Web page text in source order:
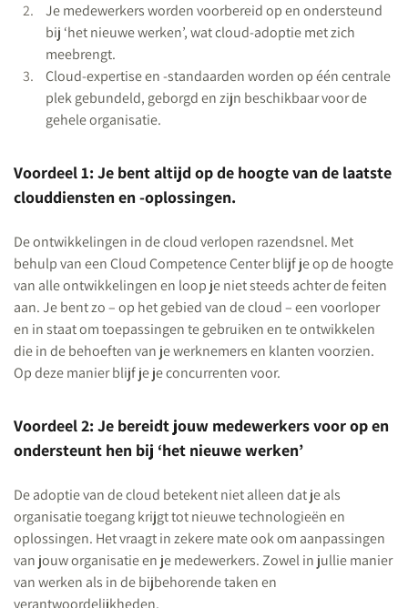
Je medewerkers worden voorbereid op en ondersteund
bij ‘het nieuwe werken’, wat cloud-adoptie met zich
meebrengt.
Cloud-expertise en -standaarden worden op één centrale
plek gebundeld, geborgd en zijn beschikbaar voor de
gehele organisatie.
Voordeel 1: Je bent altijd op de hoogte van de laatste
clouddiensten en -oplossingen.
De ontwikkelingen in de cloud verlopen razendsnel. Met
behulp van een Cloud Competence Center blijf je op de hoogte
van alle ontwikkelingen en loop je niet steeds achter de feiten
aan. Je bent zo – op het gebied van de cloud – een voorloper
en in staat om toepassingen te gebruiken en te ontwikkelen
die in de behoeften van je werknemers en klanten voorzien.
Op deze manier blijf je je concurrenten voor.
Voordeel 2: Je bereidt jouw medewerkers voor op en
ondersteunt hen bij ‘het nieuwe werken’
De adoptie van de cloud betekent niet alleen dat je als
organisatie toegang krijgt tot nieuwe technologieën en
oplossingen. Het vraagt in zekere mate ook om aanpassingen
van jouw organisatie en je medewerkers. Zowel in jullie manier
van werken als in de bijbehorende taken en
verantwoordelijkheden.